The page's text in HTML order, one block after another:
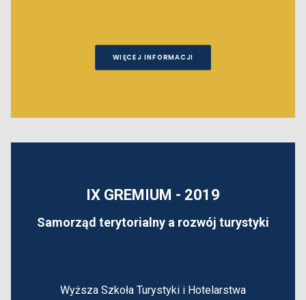
WIĘCEJ INFORMACJI
IX GREMIUM - 2019
Samorząd terytorialny a rozwój turystyki
Wyższa Szkoła Turystyki i Hotelarstwa